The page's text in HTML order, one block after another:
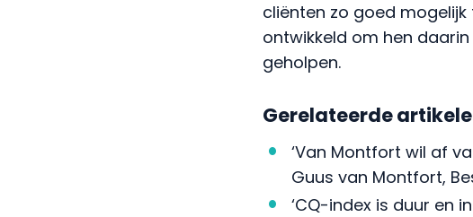
cliënten zo goed
ontwikkeld om hen
geholpen.
Gerelateerde
‘Van Montfort wil af
Guus van Montfort,
‘CQ-index is duur en